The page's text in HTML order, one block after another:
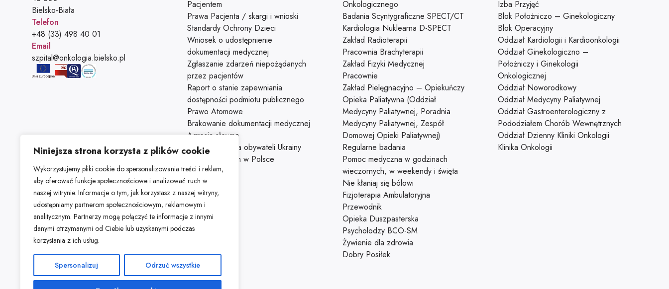
Niniejsza strona korzysta z plików cookie
Wykorzystujemy pliki cookie do spersonalizowania treści i reklam,
aby oferować funkcje społecznościowe i analizować ruch w
naszej witrynie. Informacje o tym, jak korzystasz z naszej witryny,
udostępniamy partnerom społecznościowym, reklamowym i
analitycznym. Partnerzy mogą połączyć te informacje z innymi
danymi otrzymanymi od Ciebie lub uzyskanymi podczas
korzystania z ich usług.
Spersonalizuj Odrzuć wszystkie
Bielsko-Biała
Telefon
Telefon:
+48 (33) 498 40 01
Email
Adres e-mail:
szpital@onkologia.bielsko.pl
Pacjentem
Prawa Pacjenta / skargi i wnioski
Standardy Ochrony Dzieci
Wniosek o udostępnienie
dokumentacji medycznej
Zgłaszanie zdarzeń niepożądanych
przez pacjentów
Raport o stanie zapewniania
dostępności podmiotu publicznego
Prawo Atomowe
Brakowanie dokumentacji medycznej
Agresja słowna
Świadczenia dla obywateli Ukrainy
przebywających w Polsce
Parking
Kontakt
Onkologicznego
Badania Scyntygraficzne SPECT/CT
Kardiologia Nuklearna D-SPECT
Zakład Radioterapii
Pracownia Brachyterapii
Zakład Fizyki Medycznej
Pracownie
Zakład Pielęgnacyjno – Opiekuńczy
Opieka Paliatywna (Oddział
Medycyny Paliatywnej, Poradnia
Medycyny Paliatywnej, Zespół
Domowej Opieki Paliatywnej)
Regularne badania
Pomoc medyczna w godzinach
wieczornych, w weekendy i święta
Nie kłaniaj się bólowi
Fizjoterapia Ambulatoryjna
Przewodnik
Opieka Duszpasterska
Psycholodzy BCO-SM
Żywienie dla zdrowia
Dobry Posiłek
Izba Przyjęć
Blok Położniczo – Ginekologiczny
Blok Operacyjny
Oddział Kardiologii i Kardioonkologii
Oddział Ginekologiczno –
Położniczy i Ginekologii
Onkologicznej
Oddział Noworodkowy
Oddział Medycyny Paliatywnej
Oddział Gastroenterologiczny z
Pododziałem Chorób Wewnętrznych
Oddział Dzienny Kliniki Onkologii
Klinika Onkologii